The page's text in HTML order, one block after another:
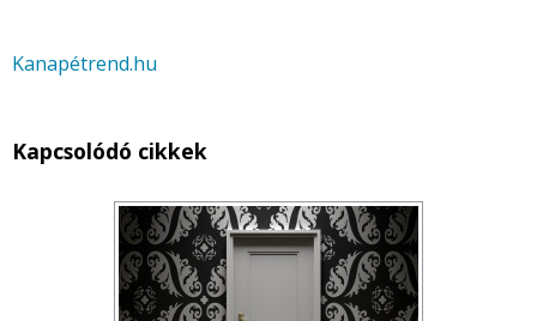
Kanapétrend.hu
Kapcsolódó cikkek